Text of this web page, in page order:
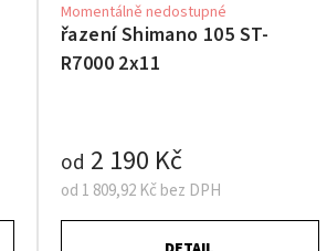
řazení Shimano 105 ST-
R7000 2x11
Momentálně nedostupné
od 1 809,92 Kč bez DPH
od 2 190 Kč